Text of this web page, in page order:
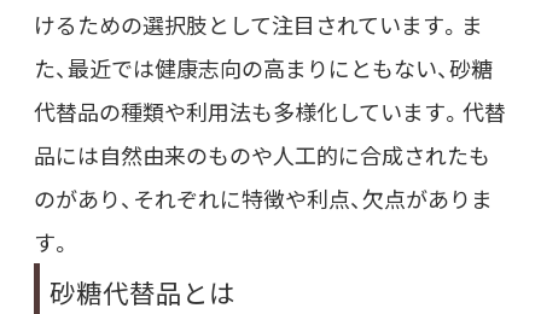
けるための選択肢として注目されています。ま
た、最近では健康志向の高まりにともない、砂糖
代替品の種類や利用法も多様化しています。代替
品には自然由来のものや人工的に合成されたも
のがあり、それぞれに特徴や利点、欠点がありま
す。
砂糖代替品とは